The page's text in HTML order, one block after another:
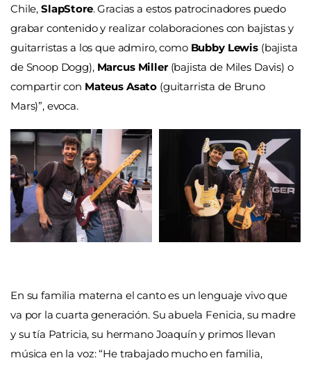
Chile, SlapStore. Gracias a estos patrocinadores puedo
grabar contenido y realizar colaboraciones con bajistas y
guitarristas a los que admiro, como Bubby Lewis(bajista
de Snoop Dogg), Marcus Miller(bajista de Miles Davis) o
compartir con Mateus Asato (guitarrista de Bruno
Mars)”, evoca.
En su familia materna el canto es un lenguaje vivo que
va por la cuarta generación. Su abuela Fenicia, su madre
y su tía Patricia, su hermano Joaquín y primos llevan
música en la voz: “He trabajado mucho en familia,